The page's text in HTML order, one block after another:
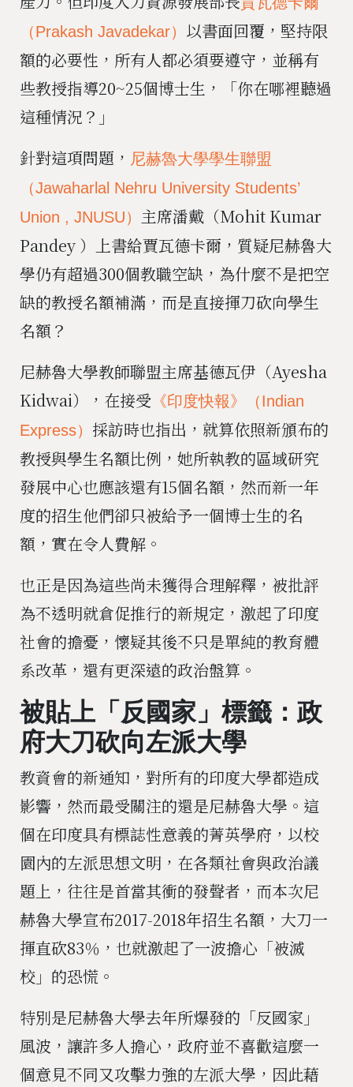
（Prakash Javadekar） 以書面回覆，堅持限
額的必要性，所有人都必須要遵守，並稱有
些教授指導20~25個博士生，「你在哪裡聽過
這種情況？」
針對這項問題， 尼赫魯大學學生聯盟
（Jawaharlal Nehru University Students’
Union , JNUSU） 主席潘戴（Mohit Kumar
Pandey ）上書給賈瓦德卡爾，質疑尼赫魯大
學仍有超過300個教職空缺，為什麼不是把空
缺的教授名額補滿，而是直接揮刀砍向學生
名額？
尼赫魯大學教師聯盟主席基德瓦伊（Ayesha
Kidwai），在接受 《印度快報》（Indian
Express） 採訪時也指出，就算依照新頒布的
教授與學生名額比例，她所執教的區域研究
發展中心也應該還有15個名額，然而新一年
度的招生他們卻只被給予一個博士生的名
額，實在令人費解。
也正是因為這些尚未獲得合理解釋，被批評
為不透明就倉促推行的新規定，激起了印度
社會的擔憂，懷疑其後不只是單純的教育體
系改革，還有更深遠的政治盤算。
被貼上「反國家」標籤：政
府大刀砍向左派大學
教資會的新通知，對所有的印度大學都造成
影響，然而最受關注的還是尼赫魯大學。這
個在印度具有標誌性意義的菁英學府，以校
園內的左派思想文明，在各類社會與政治議
題上，往往是首當其衝的發聲者，而本次尼
赫魯大學宣布2017-2018年招生名額，大刀一
揮直砍83％，也就激起了一波擔心「被滅
校」的恐慌。
特別是尼赫魯大學去年所爆發的「反國家」
風波，讓許多人擔心，政府並不喜歡這麼一
個意見不同又攻擊力強的左派大學，因此藉